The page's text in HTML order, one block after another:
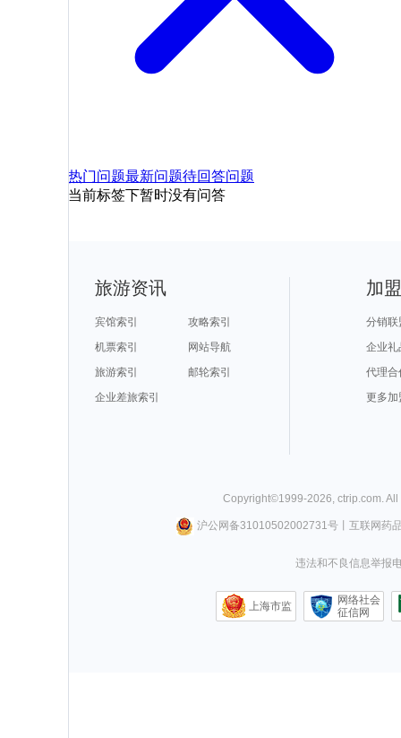
热门问题最新问题待回答问题
当前标签下暂时没有问答
旅游资讯
宾馆索引
攻略索引
机票索引
网站导航
旅游索引
邮轮索引
企业差旅索引
加
分销联
企业礼
代理合
更多加
Copyright©1999-2026, ctrip.com.
沪公网备31010502002731号丨 互联网药
违法和不良信息举报
上海市监
网络社会
征信网